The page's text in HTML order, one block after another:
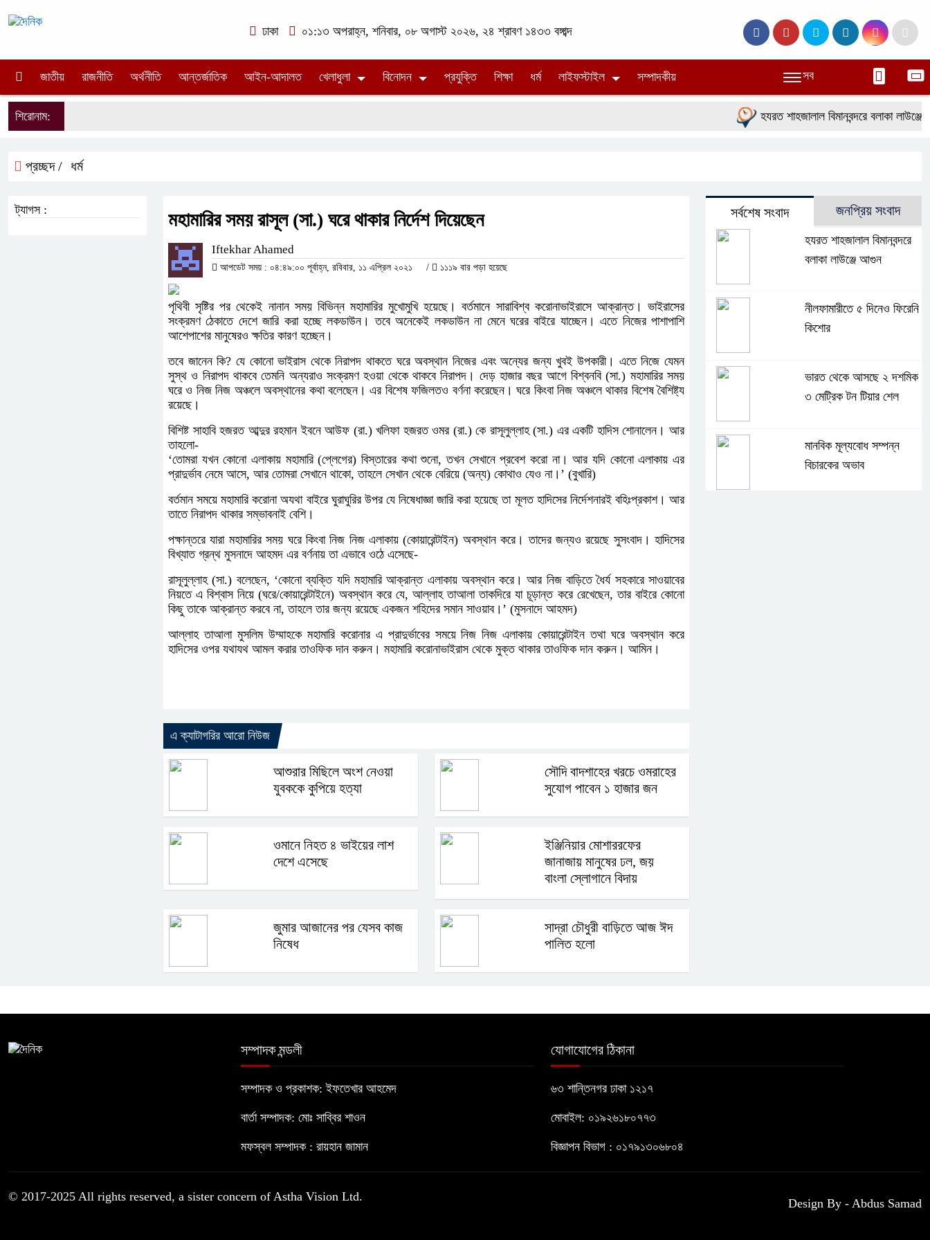
ঢাকা ০১:১৩ অপরাহ্ন, শনিবার, ০৮ অগাস্ট ২০২৬, ২৪ শ্রাবণ ১৪৩৩ বঙ্গাব্দ
জাতীয় রাজনীতি অর্থনীতি আন্তর্জাতিক আইন-আদালত খেলাধুলা বিনোদন প্রযুক্তি শিক্ষা ধর্ম লাইফস্টাইল সম্পাদকীয় সব
শিরোনাম: হযরত শাহজালাল বিমানবন্দরে বলাকা লাউঞ্জে
প্রচ্ছদ / ধর্ম
মহামারির সময় রাসূল (সা.) ঘরে থাকার নির্দেশ দিয়েছেন
Iftekhar Ahamed
আপডেট সময় : ০৪:৪৯:০০ পূর্বাহ্ন, রবিবার, ১১ এপ্রিল ২০২১ / ১১১৯ বার পড়া হয়েছে
পৃথিবী সৃষ্টির পর থেকেই নানান সময় বিভিন্ন মহামারির মুখোমুখি হয়েছে। বর্তমানে সারাবিশ্ব করোনাভাইরাসে আক্রান্ত। ভাইরাসের
সংক্রমণ ঠেকাতে দেশে জারি করা হচ্ছে লকডাউন। তবে অনেকেই লকডাউন না মেনে ঘরের বাইরে যাচ্ছেন। এতে নিজের পাশাপাশি
আশেপাশের মানুষেরও ক্ষতির কারণ হচ্ছেন।
তবে জানেন কি? যে কোনো ভাইরাস থেকে নিরাপদ থাকতে ঘরে অবস্থান নিজের এবং অন্যের জন্য খুবই উপকারী। এতে নিজে যেমন
সুস্থ ও নিরাপদ থাকবে তেমনি অন্যরাও সংক্রমণ হওয়া থেকে থাকবে নিরাপদ। দেড় হাজার বছর আগে বিশ্বনবি (সা.) মহামারির সময়
ঘরে ও নিজ নিজ অঞ্চলে অবস্থানের কথা বলেছেন। এর বিশেষ ফজিলতও বর্ণনা করেছেন। ঘরে কিংবা নিজ অঞ্চলে থাকার বিশেষ বৈশিষ্ট্য
রয়েছে।
বিশিষ্ট সাহাবি হজরত আব্দুর রহমান ইবনে আউফ (রা.) খলিফা হজরত ওমর (রা.) কে রাসূলুল্লাহ (সা.) এর একটি হাদিস শোনালেন। আর
তাহলো-
‘তোমরা যখন কোনো এলাকায় মহামারি (প্লেগের) বিস্তারের কথা শুনো, তখন সেখানে প্রবেশ করো না। আর যদি কোনো এলাকায় এর
প্রাদুর্ভাব নেমে আসে, আর তোমরা সেখানে থাকো, তাহলে সেখান থেকে বেরিয়ে (অন্য) কোথাও যেও না।’ (বুখারি)
বর্তমান সময়ে মহামারি করোনা অযথা বাইরে ঘুরাঘুরির উপর যে নিষেধাজ্ঞা জারি করা হয়েছে তা মূলত হাদিসের নির্দেশনারই বহিঃপ্রকাশ। আর
তাতে নিরাপদ থাকার সম্ভাবনাই বেশি।
পক্ষান্তরে যারা মহামারির সময় ঘরে কিংবা নিজ নিজ এলাকায় (কোয়ারেন্টাইন) অবস্থান করে। তাদের জন্যও রয়েছে সুসংবাদ। হাদিসের
বিখ্যাত গ্রন্থ মুসনাদে আহমদ এর বর্ণনায় তা এভাবে ওঠে এসেছে-
রাসূলুল্লাহ (সা.) বলেছেন, ‘কোনো ব্যক্তি যদি মহামারি আক্রান্ত এলাকায় অবস্থান করে। আর নিজ বাড়িতে ধৈর্য সহকারে সাওয়াবের
নিয়তে এ বিশ্বাস নিয়ে (ঘরে/কোয়ারেন্টাইনে) অবস্থান করে যে, আল্লাহ তাআলা তাকদিরে যা চূড়ান্ত করে রেখেছেন, তার বাইরে কোনো
কিছু তাকে আক্রান্ত করবে না, তাহলে তার জন্য রয়েছে একজন শহিদের সমান সাওয়াব।’ (মুসনাদে আহমদ)
আল্লাহ তাআলা মুসলিম উম্মাহকে মহামারি করোনার এ প্রাদুর্ভাবের সময়ে নিজ নিজ এলাকায় কোয়ারেন্টাইন তথা ঘরে অবস্থান করে
হাদিসের ওপর যথাযথ আমল করার তাওফিক দান করুন। মহামারি করোনাভাইরাস থেকে মুক্ত থাকার তাওফিক দান করুন। আমিন।
এ ক্যাটাগরির আরো নিউজ
আশুরার মিছিলে অংশ নেওয়া
যুবককে কুপিয়ে হত্যা
সৌদি বাদশাহের খরচে ওমরাহের
সুযোগ পাবেন ১ হাজার জন
ওমানে নিহত ৪ ভাইয়ের লাশ
দেশে এসেছে
ইঞ্জিনিয়ার মোশাররফের
জানাজায় মানুষের ঢল, জয়
বাংলা স্লোগানে বিদায়
জুমার আজানের পর যেসব কাজ
নিষেধ
সাদ্রা চৌধুরী বাড়িতে আজ ঈদ
পালিত হলো
ট্যাগস : সর্বশেষ সংবাদ জনপ্রিয় সংবাদ
হযরত শাহজালাল বিমানবন্দরে
বলাকা লাউঞ্জে আগুন
নীলফামারীতে ৫ দিনেও ফিরেনি
কিশোর
ভারত থেকে আসছে ২ দশমিক
৩ মেট্রিক টন টিয়ার শেল
মানবিক মূল্যবোধ সম্পন্ন
বিচারকের অভাব
সম্পাদক মন্ডলী
সম্পাদক ও প্রকাশক: ইফতেখার আহমেদ
বার্তা সম্পাদক: মোঃ সাব্বির শাওন
মফস্বল সম্পাদক : রায়হান জামান
যোগাযোগের ঠিকানা
৬৩ শান্তিনগর ঢাকা ১২১৭
মোবাইল: ০১৯২৬১৮০৭৭৩
বিজ্ঞাপন বিভাগ : ০১৭৯১৩০৬৮০৪
© 2017-2025 All rights reserved, a sister concern of Astha Vision Ltd. Design By - Abdus Samad